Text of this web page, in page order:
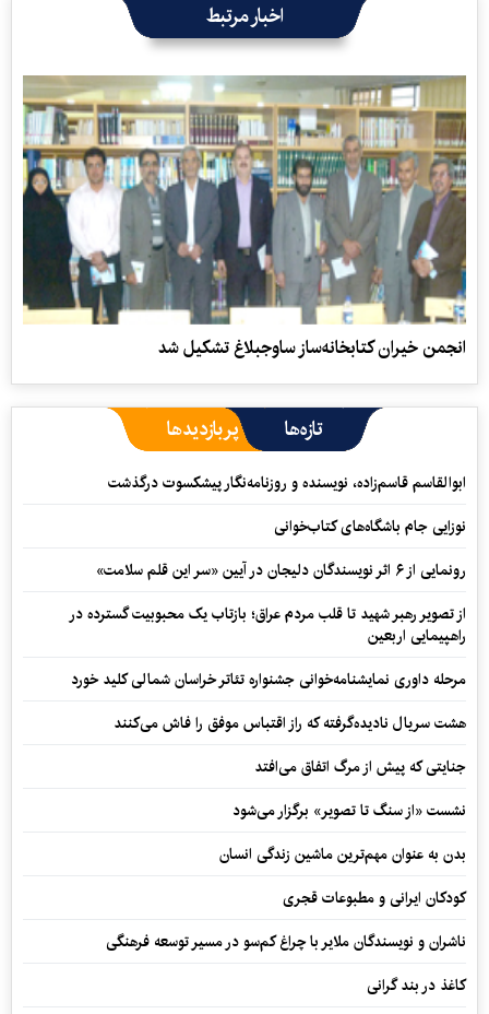
اخبار مرتبط
انجمن خیران کتابخانه‌ساز ساوجبلاغ تشکیل شد
تازه‌ها پربازدیدها
ابوالقاسم قاسم‌زاده، نویسنده و روزنامه‌نگار پیشکسوت درگذشت
نوزایی جام باشگاه‌های کتاب‌خوانی
رونمایی از ۶ اثر نویسندگان دلیجان در آیین «سر این قلم سلامت»
از تصویر رهبر شهید تا قلب مردم عراق؛ بازتاب یک محبوبیت گسترده در
راهپیمایی اربعین
مرحله داوری نمایشنامه‌خوانی جشنواره تئاتر خراسان شمالی کلید خورد
هشت سریال نادیده‌گرفته که راز اقتباس موفق را فاش می‌کنند
جنایتی که پیش از مرگ اتفاق می‌افتد
نشست «از سنگ تا تصویر» برگزار می‌شود
بدن به عنوان مهم‌ترین ماشین زندگی انسان
کودکان ایرانی و مطبوعات قجری
ناشران و نویسندگان ملایر با چراغ کم‌سو در مسیر توسعه فرهنگی
کاغذ در بند گرانی